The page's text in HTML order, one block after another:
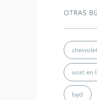
OTRAS
chevrolet
soat en
byd